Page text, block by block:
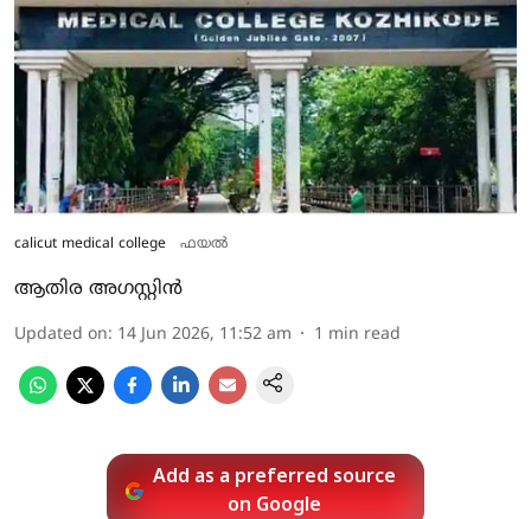
calicut medical college ഫയൽ
ആതിര അഗസ്റ്റിന്‍
Updated on: 14 Jun 2026, 11:52 am 1 min read
Add as a preferred source
on Google